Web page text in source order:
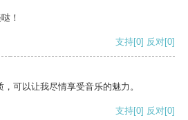
！
支持[0] 反对[0]
可以让我尽情享受音乐的魅力。
支持[0] 反对[0]